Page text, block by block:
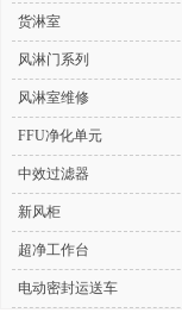
货淋室
风淋门系列
风淋室维修
FFU净化单元
中效过滤器
新风柜
超净工作台
电动密封运送车